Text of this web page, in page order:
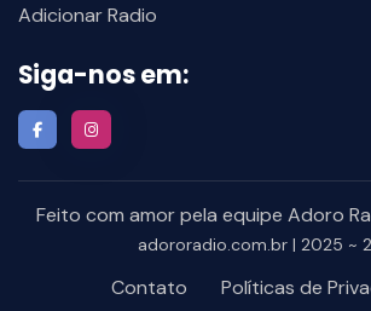
Adicionar Radio
Siga-nos em:
Feito com amor pela equipe Adoro
adororadio.com.br | 2025 ~
Contato
Políticas de